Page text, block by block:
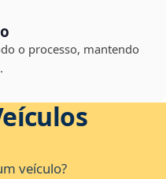
o processo, mantendo
veículo?